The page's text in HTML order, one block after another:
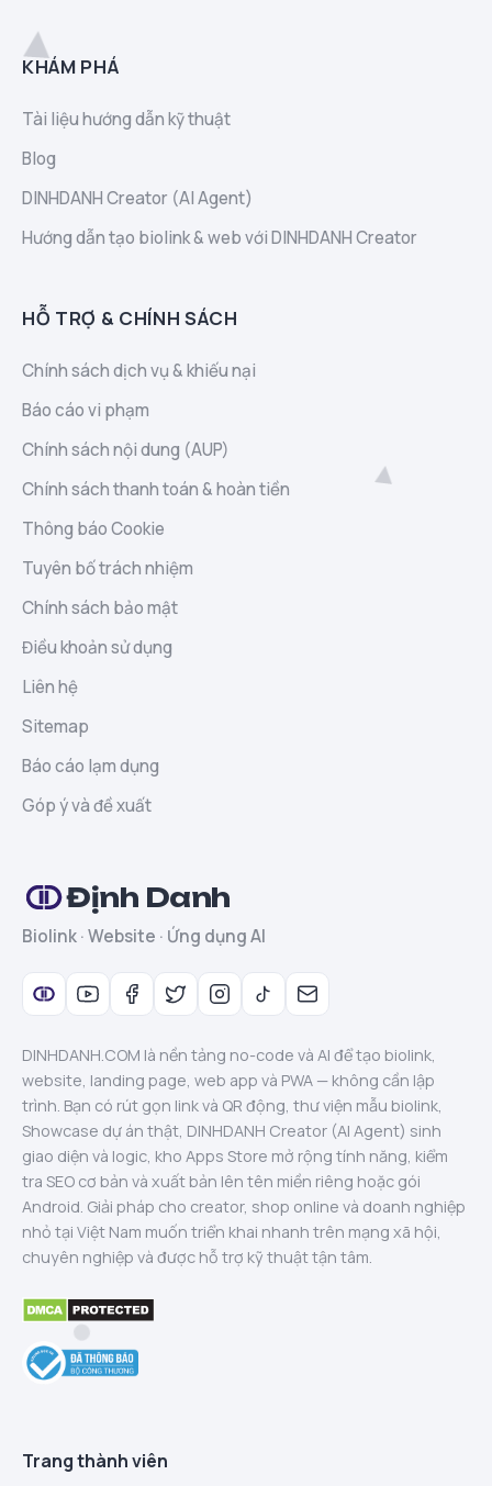
KHÁM PHÁ
Tài liệu hướng dẫn kỹ thuật
Blog
DINHDANH Creator (AI Agent)
Hướng dẫn tạo biolink & web với DINHDANH Creator
HỖ TRỢ & CHÍNH SÁCH
Chính sách dịch vụ & khiếu nại
Báo cáo vi phạm
Chính sách nội dung (AUP)
Chính sách thanh toán & hoàn tiền
Thông báo Cookie
Tuyên bố trách nhiệm
Chính sách bảo mật
Điều khoản sử dụng
Liên hệ
Sitemap
Báo cáo lạm dụng
Góp ý và đề xuất
Định Danh
Biolink · Website · Ứng dụng AI
DINHDANH.COM là nền tảng no-code và AI để tạo biolink,
website, landing page, web app và PWA — không cần lập
trình. Bạn có rút gọn link và QR động, thư viện mẫu biolink,
Showcase dự án thật, DINHDANH Creator (AI Agent) sinh
giao diện và logic, kho Apps Store mở rộng tính năng, kiểm
tra SEO cơ bản và xuất bản lên tên miền riêng hoặc gói
Android. Giải pháp cho creator, shop online và doanh nghiệp
nhỏ tại Việt Nam muốn triển khai nhanh trên mạng xã hội,
chuyên nghiệp và được hỗ trợ kỹ thuật tận tâm.
Trang thành viên